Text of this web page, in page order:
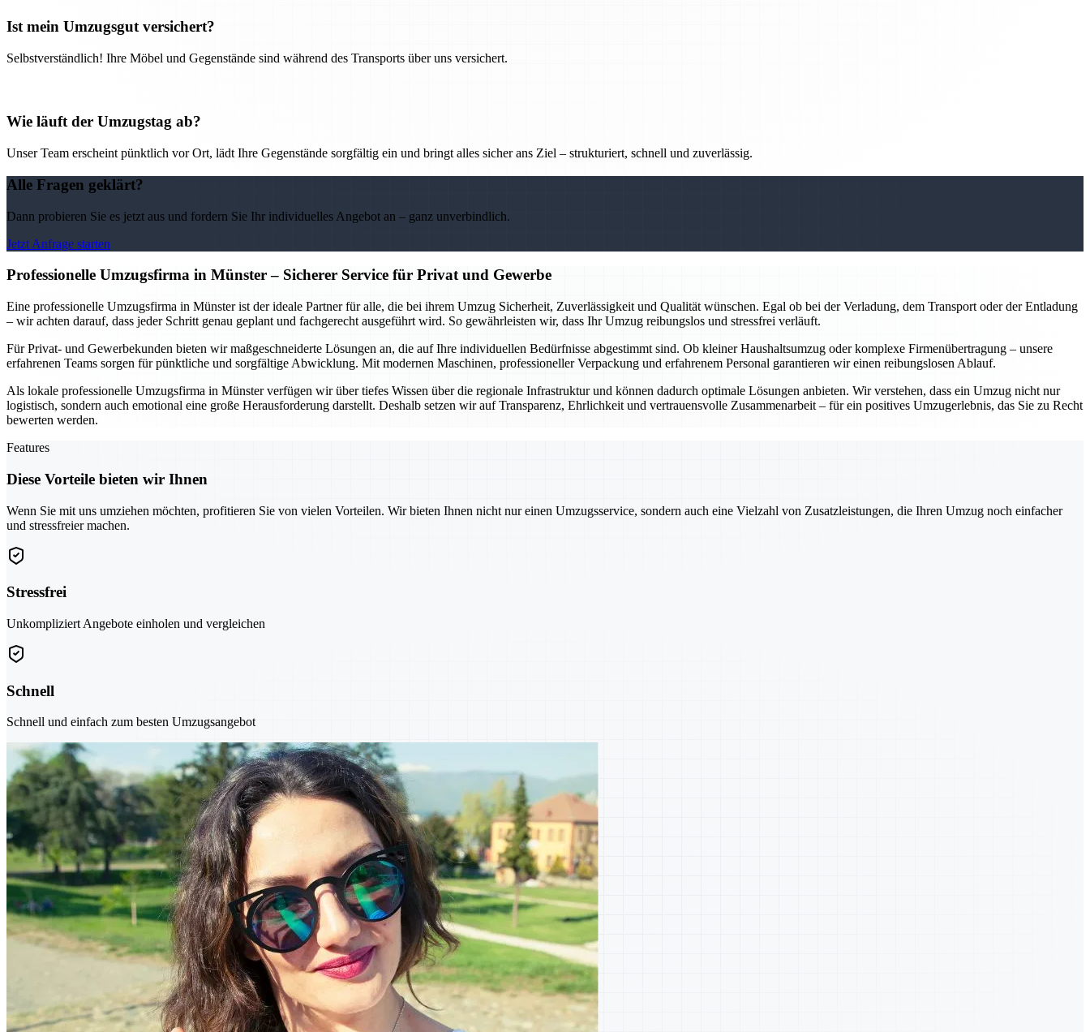
Ist mein Umzugsgut versichert?
Selbstverständlich! Ihre Möbel und Gegenstände sind während des Transports über uns versichert.
Wie läuft der Umzugstag ab?
Unser Team erscheint pünktlich vor Ort, lädt Ihre Gegenstände sorgfältig ein und bringt alles sicher ans Ziel – strukturiert, schnell und zuverlässig.
Alle Fragen geklärt?
Dann probieren Sie es jetzt aus und fordern Sie Ihr individuelles Angebot an – ganz unverbindlich.
Jetzt Anfrage starten
Professionelle Umzugsfirma in Münster – Sicherer Service für Privat und Gewerbe
Eine professionelle Umzugsfirma in Münster ist der ideale Partner für alle, die bei ihrem Umzug Sicherheit, Zuverlässigkeit und Qualität wünschen. Egal ob bei der Verladung, dem Transport oder der Entladung
– wir achten darauf, dass jeder Schritt genau geplant und fachgerecht ausgeführt wird. So gewährleisten wir, dass Ihr Umzug reibungslos und stressfrei verläuft.
Für Privat- und Gewerbekunden bieten wir maßgeschneiderte Lösungen an, die auf Ihre individuellen Bedürfnisse abgestimmt sind. Ob kleiner Haushaltsumzug oder komplexe Firmenübertragung – unsere
erfahrenen Teams sorgen für pünktliche und sorgfältige Abwicklung. Mit modernen Maschinen, professioneller Verpackung und erfahrenem Personal garantieren wir einen reibungslosen Ablauf.
Als lokale professionelle Umzugsfirma in Münster verfügen wir über tiefes Wissen über die regionale Infrastruktur und können dadurch optimale Lösungen anbieten. Wir verstehen, dass ein Umzug nicht nur
logistisch, sondern auch emotional eine große Herausforderung darstellt. Deshalb setzen wir auf Transparenz, Ehrlichkeit und vertrauensvolle Zusammenarbeit – für ein positives Umzugerlebnis, das Sie zu Recht
bewerten werden.
Features
Diese Vorteile bieten wir Ihnen
Wenn Sie mit uns umziehen möchten, profitieren Sie von vielen Vorteilen. Wir bieten Ihnen nicht nur einen Umzugsservice, sondern auch eine Vielzahl von Zusatzleistungen, die Ihren Umzug noch einfacher
und stressfreier machen.
Stressfrei
Unkompliziert Angebote einholen und vergleichen
Schnell
Schnell und einfach zum besten Umzugsangebot